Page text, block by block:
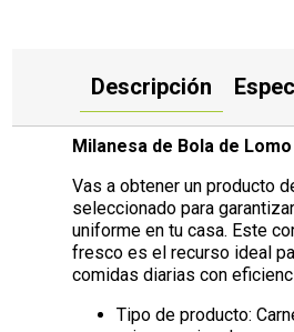
Descripción
Milanesa de Bola de
Vas a obtener un producto
seleccionado para
uniforme en tu casa. Este
fresco es el recurso ideal
comidas diarias con
Tipo de producto: